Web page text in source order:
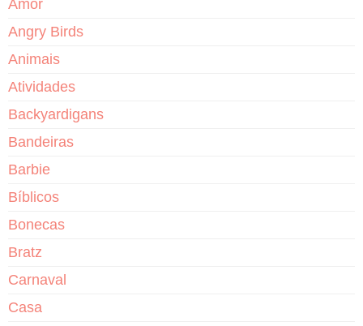
Amor
Angry Birds
Animais
Atividades
Backyardigans
Bandeiras
Barbie
Bíblicos
Bonecas
Bratz
Carnaval
Casa